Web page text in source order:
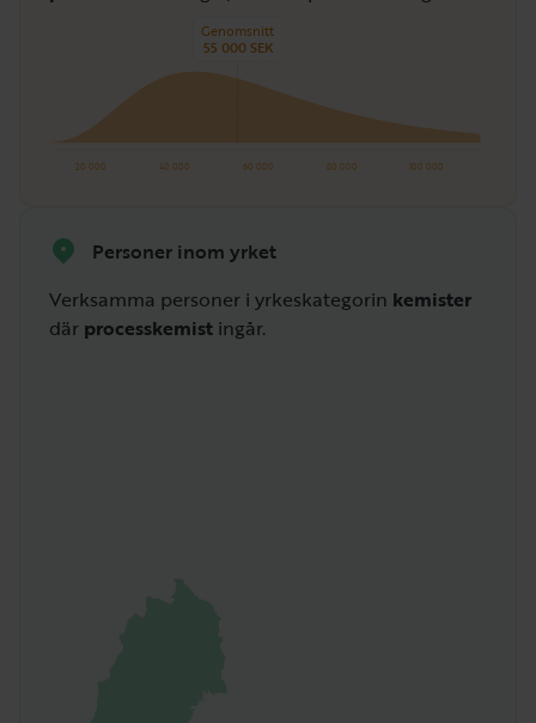
20 000 40 000 60 000 80 000 100 000
Genomsnitt
55 000 SEK
Personer inom yrket
Verksamma personer i yrkeskategorin kemister
där processkemist ingår.